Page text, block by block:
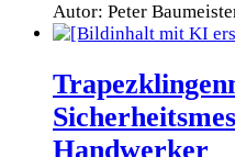
Autor: Peter
Handwerker